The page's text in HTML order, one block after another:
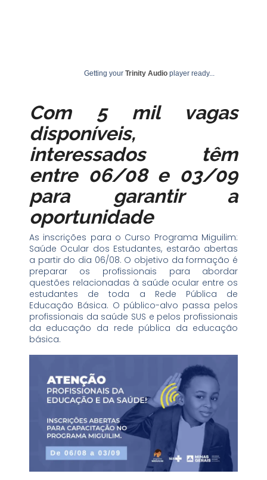
Getting your Trinity Audioplayer ready...
Com 5 mil vagas
disponíveis,
interessados têm
entre 06/08 e 03/09
para garantir a
oportunidade
As inscrições para o Curso Programa Miguilim:
Saúde Ocular dos Estudantes, estarão abertas
a partir do dia 06/08. O objetivo da formação é
preparar os profissionais para abordar
questões relacionadas à saúde ocular entre os
estudantes de toda a Rede Pública de
Educação Básica. O público-alvo passa pelos
profissionais da saúde SUS e pelos profissionais
da educação da rede pública da educação
básica.